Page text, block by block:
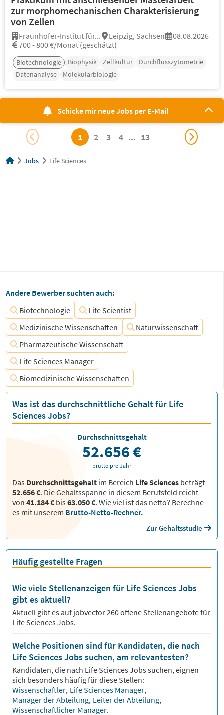
zur morphomechanischen Charakterisierung
von Zellen
Fraunhofer-Institut für... Leipzig, Sachsen
08.08.2026
700 - 800 €/Monat (geschätzt)
Biotechnologie Biophysik Zellkultur
Durchflusszytometrie
Datenanalyse
Molekularbiologie
Schicke mir neue Jobs per E-Mail
1 2 3 4 ... 13
Jobs Life Sciences
Andere Bewerber suchten auch:
Biotechnologie
Life Scientist
Medizinische Wissenschaften
Naturwissenschaft
Pharmazeutische Wissenschaft
Life Sciences Manager
Biomedizinische Wissenschaften
Was ist das durchschnittliche Gehalt für Life
Sciences Jobs?
Das Durchschnittsgehalt im Bereich Life Sciences beträgt
52.656 €. Die Gehaltsspanne in diesem Berufsfeld reicht
von 41.184 € bis63.050 €. Wie viel ist das netto? Berechne
es mit unserem Brutto-Netto-Rechner.
Zur Gehaltsstudie
Durchschnittsgehalt
52.656 €
brutto pro Jahr
Häufig gestellte Fragen
Wie viele Stellenanzeigen für Life Sciences Jobs
gibt es aktuell?
Aktuell gibt es auf jobvector260offene Stellenangebote für
Life Sciences Jobs.
Welche Positionen sind für Kandidaten, die nach
Life Sciences Jobs suchen, am relevantesten?
Kandidaten, die nach Life SciencesJobs suchen, eignen
sich besonders häufig für diese Stellen:
Wissenschaftler, Life Sciences Manager,
Manager der Abteilung, Leiter der Abteilung,
Wissenschaftlicher Manager.